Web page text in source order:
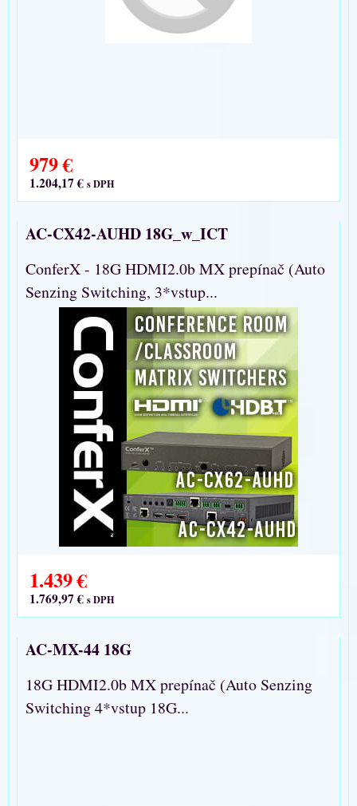
979 €
1.204,17 € s DPH
AC-CX42-AUHD 18G_w_ICT
ConferX - 18G HDMI2.0b MX prepínač (Auto
Senzing Switching, 3*vstup...
1.439 €
1.769,97 € s DPH
AC-MX-44 18G
18G HDMI2.0b MX prepínač (Auto Senzing
Switching 4*vstup 18G...